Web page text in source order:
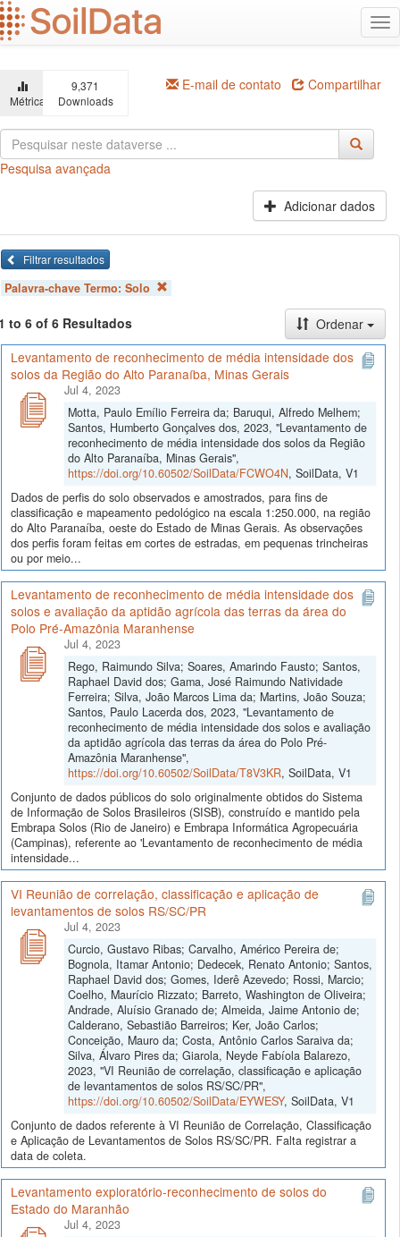
Ir
para
o
principal
Métricas
9,371
Downloads
E-mail de contato Compartilhar
Pesquisa avançada
Adicionar dados
Filtrar resultados
Palavra-chave Termo: Solo
to 6 of 6 Resultados
Ordenar
Levantamento de reconhecimento de média intensidade dos
solos da Região do Alto Paranaíba, Minas Gerais
Jul 4, 2023
Motta, Paulo Emílio Ferreira da; Baruqui, Alfredo Melhem;
Santos, Humberto Gonçalves dos, 2023, "Levantamento de
reconhecimento de média intensidade dos solos da Região
do Alto Paranaíba, Minas Gerais",
https://doi.org/10.60502/SoilData/FCWO4N, SoilData, V1
Dados de perfis do solo observados e amostrados, para fins de
classificação e mapeamento pedológico na escala 1:250.000, na região
do Alto Paranaíba, oeste do Estado de Minas Gerais. As observações
dos perfis foram feitas em cortes de estradas, em pequenas trincheiras
ou por meio...
Levantamento de reconhecimento de média intensidade dos
solos e avaliação da aptidão agrícola das terras da área do
Polo Pré-Amazônia Maranhense
Jul 4, 2023
Rego, Raimundo Silva; Soares, Amarindo Fausto; Santos,
Raphael David dos; Gama, José Raimundo Natividade
Ferreira; Silva, João Marcos Lima da; Martins, João Souza;
Santos, Paulo Lacerda dos, 2023, "Levantamento de
reconhecimento de média intensidade dos solos e avaliação
da aptidão agrícola das terras da área do Polo Pré-
Amazônia Maranhense",
https://doi.org/10.60502/SoilData/T8V3KR, SoilData, V1
Conjunto de dados públicos do solo originalmente obtidos do Sistema
de Informação de Solos Brasileiros (SISB), construído e mantido pela
Embrapa Solos (Rio de Janeiro) e Embrapa Informática Agropecuária
(Campinas), referente ao 'Levantamento de reconhecimento de média
intensidade...
VI Reunião de correlação, classificação e aplicação de
levantamentos de solos RS/SC/PR
Jul 4, 2023
Curcio, Gustavo Ribas; Carvalho, Américo Pereira de;
Bognola, Itamar Antonio; Dedecek, Renato Antonio; Santos,
Raphael David dos; Gomes, Iderê Azevedo; Rossi, Marcio;
Coelho, Maurício Rizzato; Barreto, Washington de Oliveira;
Andrade, Aluísio Granado de; Almeida, Jaime Antonio de;
Calderano, Sebastião Barreiros; Ker, João Carlos;
Conceição, Mauro da; Costa, Antônio Carlos Saraiva da;
Silva, Álvaro Pires da; Giarola, Neyde Fabíola Balarezo,
2023, "VI Reunião de correlação, classificação e aplicação
de levantamentos de solos RS/SC/PR",
https://doi.org/10.60502/SoilData/EYWESY, SoilData, V1
Conjunto de dados referente à VI Reunião de Correlação, Classificação
e Aplicação de Levantamentos de Solos RS/SC/PR. Falta registrar a
data de coleta.
Levantamento exploratório-reconhecimento de solos do
Estado do Maranhão
Jul 4, 2023